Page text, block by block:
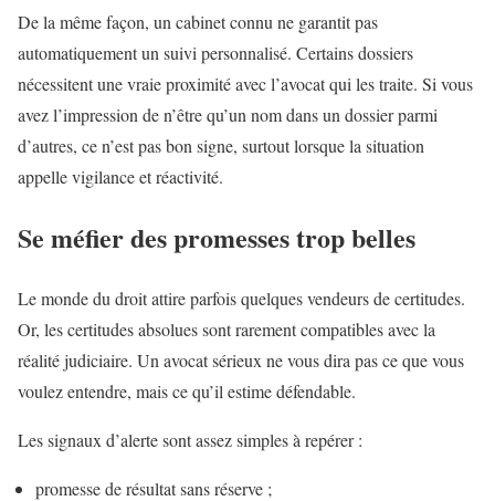
De la même façon, un cabinet connu ne garantit pas
automatiquement un suivi personnalisé. Certains dossiers
nécessitent une vraie proximité avec l’avocat qui les traite. Si vous
avez l’impression de n’être qu’un nom dans un dossier parmi
d’autres, ce n’est pas bon signe, surtout lorsque la situation
appelle vigilance et réactivité.
Se méfier des promesses trop belles
Le monde du droit attire parfois quelques vendeurs de certitudes.
Or, les certitudes absolues sont rarement compatibles avec la
réalité judiciaire. Un avocat sérieux ne vous dira pas ce que vous
voulez entendre, mais ce qu’il estime défendable.
Les signaux d’alerte sont assez simples à repérer :
promesse de résultat sans réserve ;